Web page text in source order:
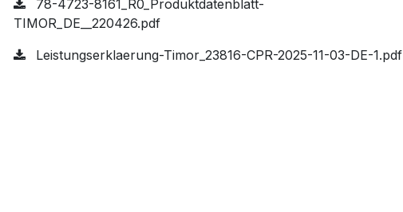
78-4723-8161_R0_Produktdatenblatt-
TIMOR_DE__220426.pdf
Leistungserklaerung-Timor_23816-CPR-2025-11-03-DE-1.pdf